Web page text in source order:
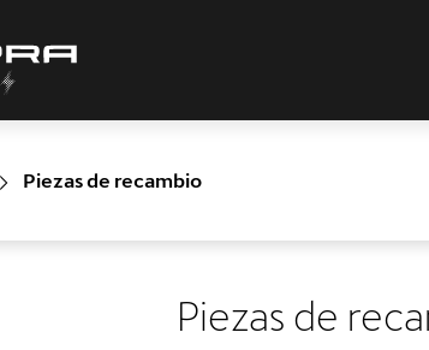
Piezas de recambio
Piezas de